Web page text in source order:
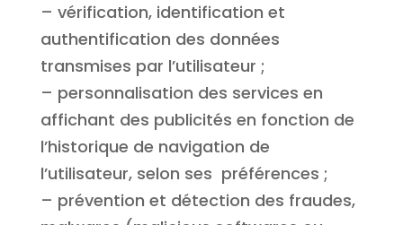
– vérification, identification et
authentification des données
transmises par l’utilisateur ;
– personnalisation des services en
affichant des publicités en fonction de
l’historique de navigation de
l’utilisateur, selon ses préférences ;
– prévention et détection des fraudes,